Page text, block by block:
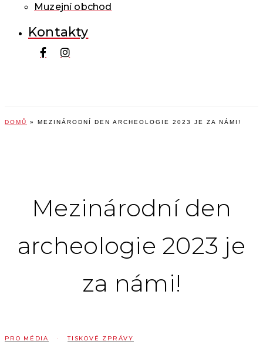
Muzejní obchod
Kontakty
DOMŮ » MEZINÁRODNÍ DEN ARCHEOLOGIE 2023 JE ZA NÁMI!
Mezinárodní den
archeologie 2023 je
za námi!
PRO MÉDIA · TISKOVÉ ZPRÁVY